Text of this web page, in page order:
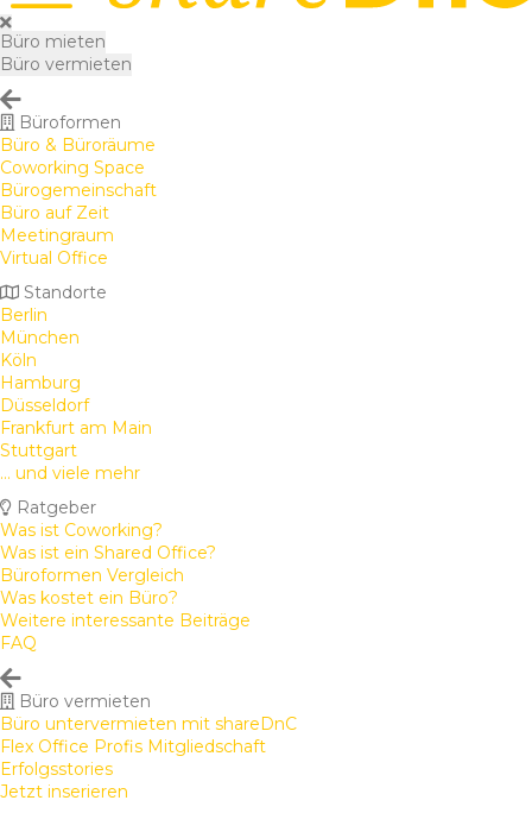
Büro mieten
Büro vermieten
Büroformen
Büro & Büroräume
Coworking Space
Bürogemeinschaft
Büro auf Zeit
Meetingraum
Virtual Office
Standorte
Berlin
München
Köln
Hamburg
Düsseldorf
Frankfurt am Main
Stuttgart
... und viele mehr
Ratgeber
Was ist Coworking?
Was ist ein Shared Office?
Büroformen Vergleich
Was kostet ein Büro?
Weitere interessante Beiträge
FAQ
Büro vermieten
Büro untervermieten mit shareDnC
Flex Office Profis Mitgliedschaft
Erfolgsstories
Jetzt inserieren